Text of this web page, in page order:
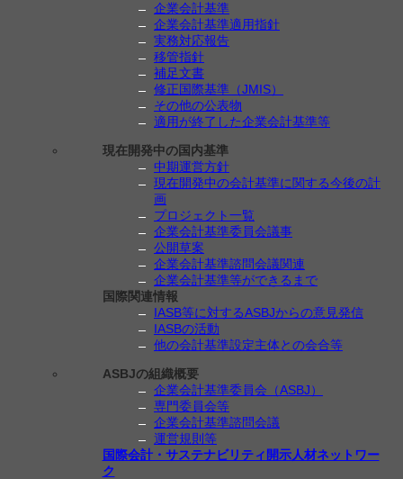
企業会計基準
企業会計基準適用指針
実務対応報告
移管指針
補足文書
修正国際基準（JMIS）
その他の公表物
適用が終了した企業会計基準等
現在開発中の国内基準
中期運営方針
現在開発中の会計基準に関する今後の計
画
プロジェクト一覧
企業会計基準委員会議事
公開草案
企業会計基準諮問会議関連
企業会計基準等ができるまで
国際関連情報
IASB等に対するASBJからの意見発信
IASBの活動
他の会計基準設定主体との会合等
ASBJの組織概要
企業会計基準委員会（ASBJ）
専門委員会等
企業会計基準諮問会議
運営規則等
国際会計・サステナビリティ開示人材ネットワー
ク